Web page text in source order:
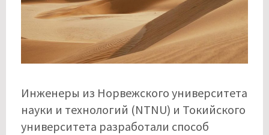
Инженеры из Норвежского университета
науки и технологий (NTNU) и Токийского
университета разработали способ